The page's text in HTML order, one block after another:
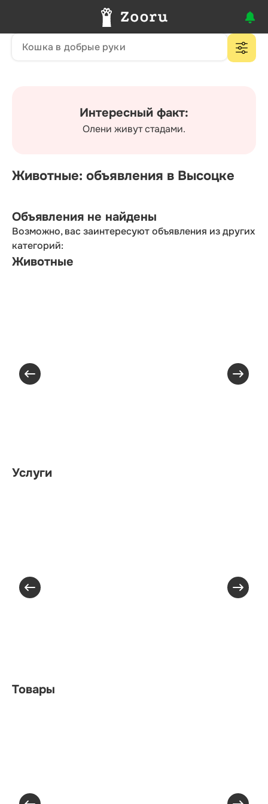
Интересный факт:
Олени живут стадами.
Животные: объявления в Высоцке
Объявления не найдены
Возможно, вас заинтересуют объявления из других
категорий:
Животные
Услуги
Товары